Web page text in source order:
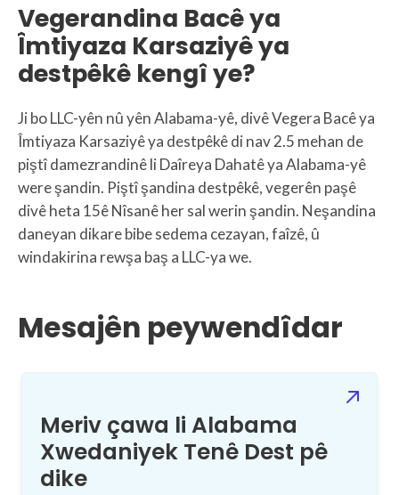
Vegerandina Bacê ya
Îmtiyaza Karsaziyê ya
destpêkê kengî ye?
Ji bo LLC-yên nû yên Alabama-yê, divê Vegera Bacê ya
Îmtiyaza Karsaziyê ya destpêkê di nav 2.5 mehan de
piştî damezrandinê li Daîreya Dahatê ya Alabama-yê
were şandin. Piştî şandina destpêkê, vegerên paşê
divê heta 15ê Nîsanê her sal werin şandin. Neşandina
daneyan dikare bibe sedema cezayan, faîzê, û
windakirina rewşa baş a LLC-ya we.
Mesajên peywendîdar
Meriv çawa li Alabama
Xwedaniyek Tenê Dest pê
dike